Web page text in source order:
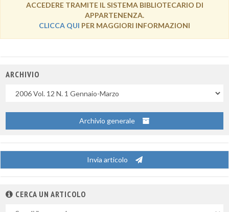
ACCEDERE TRAMITE IL SISTEMA BIBLIOTECARIO DI
APPARTENENZA.
CLICCA QUI PER MAGGIORI INFORMAZIONI
ARCHIVIO
Archivio generale
Invia articolo
CERCA UN ARTICOLO